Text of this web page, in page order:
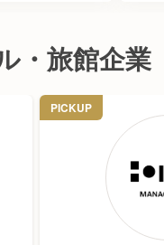
・旅館企業
PICKUP